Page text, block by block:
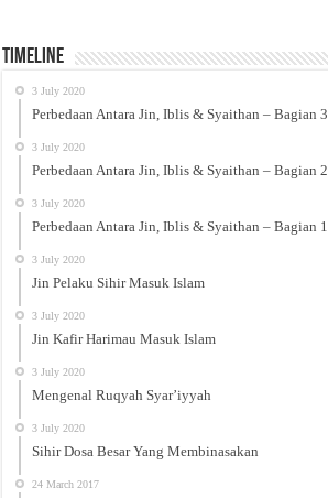
Timeline
3 July 2020
Perbedaan Antara Jin, Iblis & Syaithan – Bagian 3
3 July 2020
Perbedaan Antara Jin, Iblis & Syaithan – Bagian 2
3 July 2020
Perbedaan Antara Jin, Iblis & Syaithan – Bagian 1
3 July 2020
Jin Pelaku Sihir Masuk Islam
3 July 2020
Jin Kafir Harimau Masuk Islam
3 July 2020
Mengenal Ruqyah Syar’iyyah
3 July 2020
Sihir Dosa Besar Yang Membinasakan
24 March 2017